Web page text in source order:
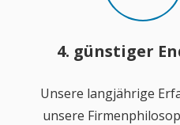
4. günstiger
Unsere langjährige
unsere